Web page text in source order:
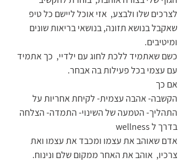
לצרכים שלו ולבצע,  אזי אוכל ליישם כל טיפ
שאקבל בנושא תזונה, בנושאי בריאות שונים
ומיטיבים.
כשם שאתמיד ללכת לחוג עם ילדיי,  כך אתמיד
עם עצמי בכל פעילות בה אבחר.
אם כך
הקשבה- אהבה עצמית- לקיחת אחריות על
התהליך- הטמעה של השינוי- התמדה- הצלחה
בדרך ל wellness
אדם שאוהב את עצמו ומכבד את עצמו ואת
צרכיו,  אוהב את האחר ממקום שלם ונינוח.